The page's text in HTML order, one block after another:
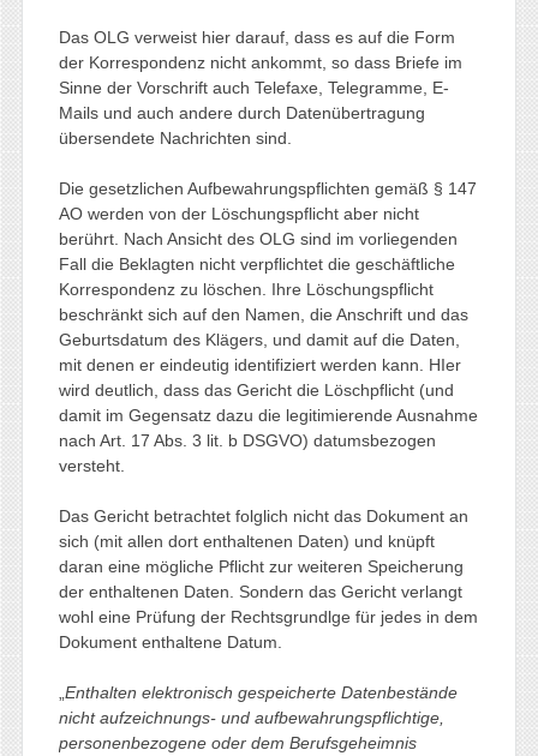
Das OLG verweist hier darauf, dass es auf die Form
der Korrespondenz nicht ankommt, so dass Briefe im
Sinne der Vorschrift auch Telefaxe, Telegramme, E-
Mails und auch andere durch Datenübertragung
übersendete Nachrichten sind.
Die gesetzlichen Aufbewahrungspflichten gemäß § 147
AO werden von der Löschungspflicht aber nicht
berührt. Nach Ansicht des OLG sind im vorliegenden
Fall die Beklagten nicht verpflichtet die geschäftliche
Korrespondenz zu löschen. Ihre Löschungspflicht
beschränkt sich auf den Namen, die Anschrift und das
Geburtsdatum des Klägers, und damit auf die Daten,
mit denen er eindeutig identifiziert werden kann. HIer
wird deutlich, dass das Gericht die Löschpflicht (und
damit im Gegensatz dazu die legitimierende Ausnahme
nach Art. 17 Abs. 3 lit. b DSGVO) datumsbezogen
versteht.
Das Gericht betrachtet folglich nicht das Dokument an
sich (mit allen dort enthaltenen Daten) und knüpft
daran eine mögliche Pflicht zur weiteren Speicherung
der enthaltenen Daten. Sondern das Gericht verlangt
wohl eine Prüfung der Rechtsgrundlge für jedes in dem
Dokument enthaltene Datum.
Enthalten elektronisch gespeicherte Datenbestände
nicht aufzeichnungs- und aufbewahrungspflichtige,
personenbezogene oder dem Berufsgeheimnis